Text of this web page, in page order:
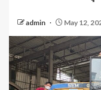
admin May 12,